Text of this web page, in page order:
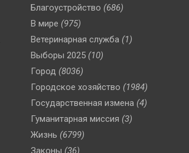
Благоустройство (686)
В мире (975)
Ветеринарная служба (1)
Выборы 2025 (10)
Город (8036)
Городское хозяйство (1984)
Государственная измена (4)
Гуманитарная миссия (3)
Жизнь (6799)
Законы (36)